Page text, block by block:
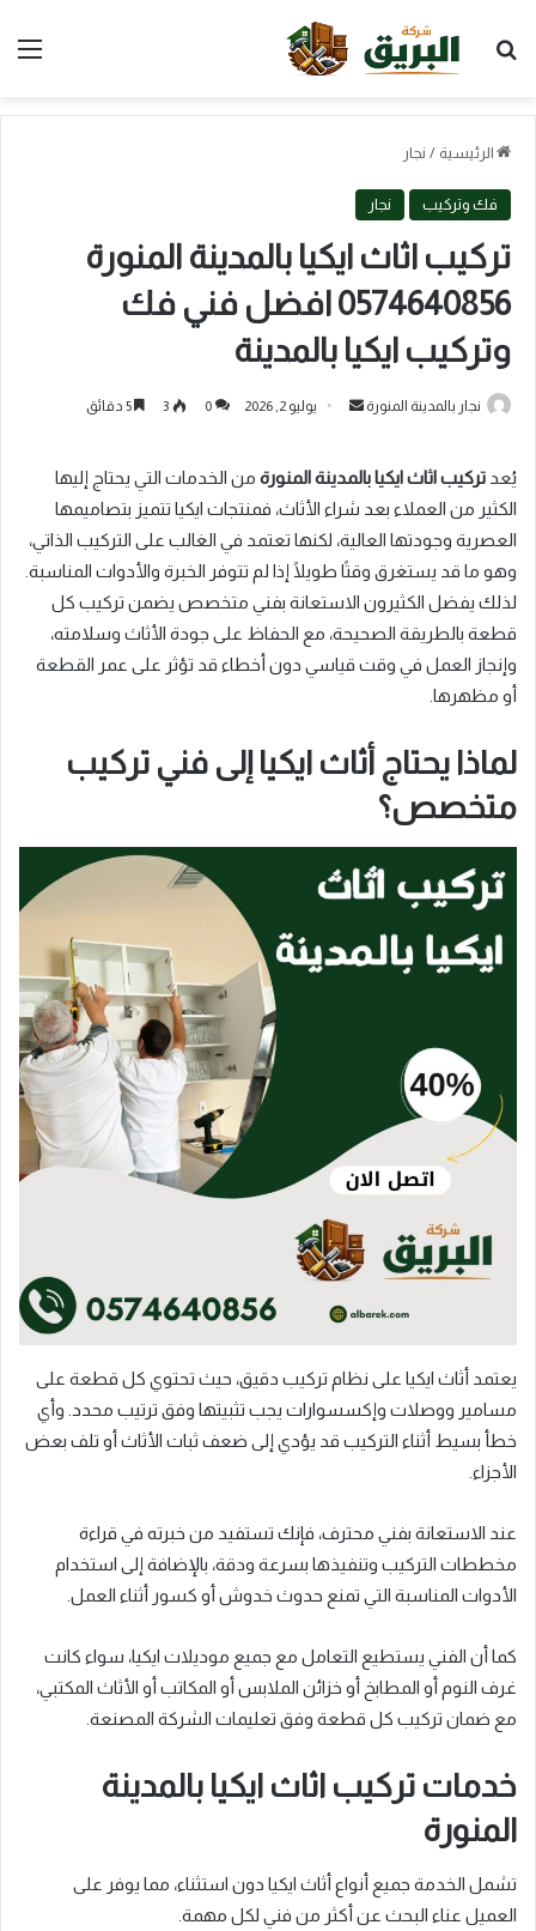
بحث عن
الرئيسية / نجار
فك وتركيب نجار
تركيب اثاث ايكيا بالمدينة المنورة
0574640856 افضل فني فك
وتركيب ايكيا بالمدينة
نجار بالمدينة المنورة
أرسل يوليو 2, 2026 0
3
يُعد تركيب اثاث ايكيا بالمدينة المنورة من الخدمات التي يحتاج إليها
الكثير من العملاء بعد شراء الأثاث، فمنتجات ايكيا تتميز بتصاميمها
العصرية وجودتها العالية، لكنها تعتمد في الغالب على التركيب الذاتي،
وهو ما قد يستغرق وقتًا طويلًا إذا لم تتوفر الخبرة والأدوات المناسبة.
لذلك يفضل الكثيرون الاستعانة بفني متخصص يضمن تركيب كل
قطعة بالطريقة الصحيحة، مع الحفاظ على جودة الأثاث وسلامته،
وإنجاز العمل في وقت قياسي دون أخطاء قد تؤثر على عمر القطعة
أو مظهرها.
لماذا يحتاج أثاث ايكيا إلى فني تركيب
متخصص؟
يعتمد أثاث ايكيا على نظام تركيب دقيق، حيث تحتوي كل قطعة على
مسامير ووصلات وإكسسوارات يجب تثبيتها وفق ترتيب محدد. وأي
خطأ بسيط أثناء التركيب قد يؤدي إلى ضعف ثبات الأثاث أو تلف بعض
الأجزاء.
عند الاستعانة بفني محترف، فإنك تستفيد من خبرته في قراءة
مخططات التركيب وتنفيذها بسرعة ودقة، بالإضافة إلى استخدام
الأدوات المناسبة التي تمنع حدوث خدوش أو كسور أثناء العمل.
كما أن الفني يستطيع التعامل مع جميع موديلات ايكيا، سواء كانت
غرف النوم أو المطابخ أو خزائن الملابس أو المكاتب أو الأثاث المكتبي،
مع ضمان تركيب كل قطعة وفق تعليمات الشركة المصنعة.
خدمات تركيب اثاث ايكيا بالمدينة
المنورة
تشمل الخدمة جميع أنواع أثاث ايكيا دون استثناء، مما يوفر على
العميل عناء البحث عن أكثر من فني لكل مهمة.